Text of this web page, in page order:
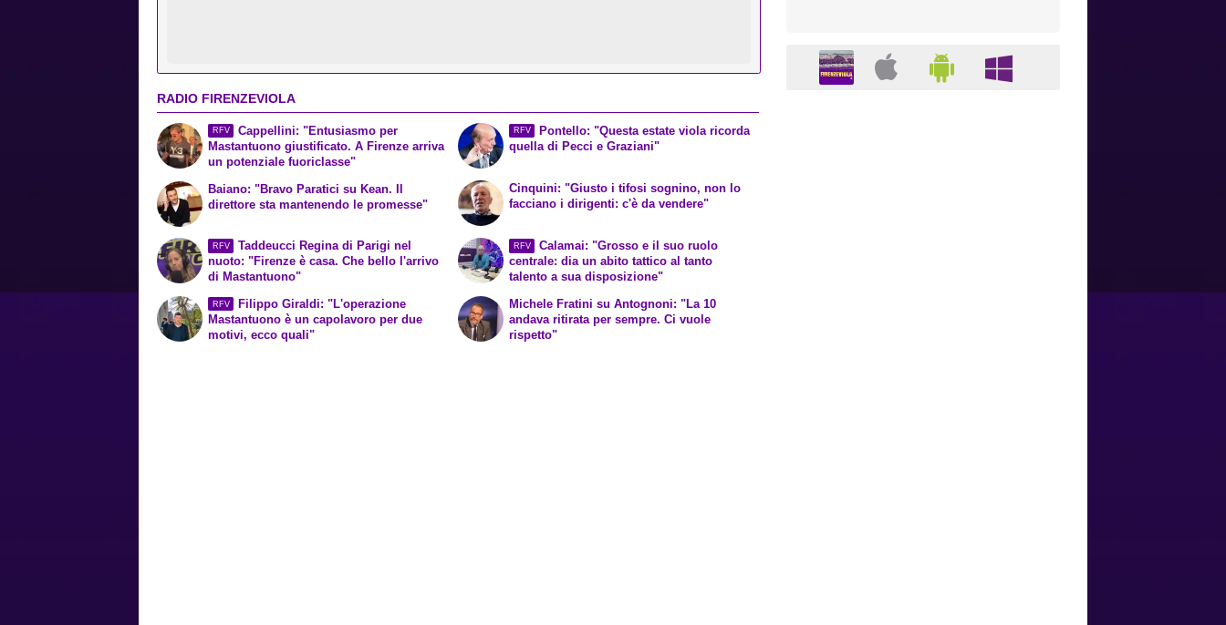
RADIO FIRENZEVIOLA
RFV
Cappellini: "Entusiasmo per
Mastantuono giustificato. A Firenze arriva
un potenziale fuoriclasse"
Baiano: "Bravo Paratici su Kean. Il
direttore sta mantenendo le promesse"
RFV
Pontello: "Questa estate viola ricorda
quella di Pecci e Graziani"
Cinquini: "Giusto i tifosi sognino, non lo
facciano i dirigenti: c'è da vendere"
RFV
Taddeucci Regina di Parigi nel
nuoto: "Firenze è casa. Che bello l'arrivo
di Mastantuono"
RFV
Filippo Giraldi: "L'operazione
Mastantuono è un capolavoro per due
motivi, ecco quali"
RFV
Calamai: "Grosso e il suo ruolo
centrale: dia un abito tattico al tanto
talento a sua disposizione"
Michele Fratini su Antognoni: "La 10
andava ritirata per sempre. Ci vuole
rispetto"